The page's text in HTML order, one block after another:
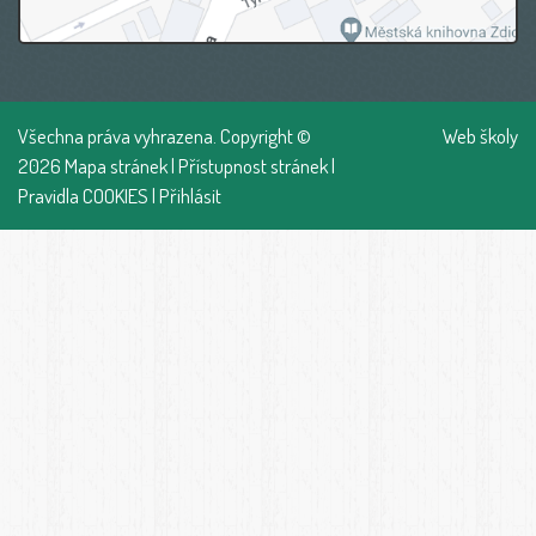
Všechna práva vyhrazena. Copyright ©
2026Mapa stránek|Přístupnost stránek|
Pravidla COOKIES|Přihlásit
Web školy